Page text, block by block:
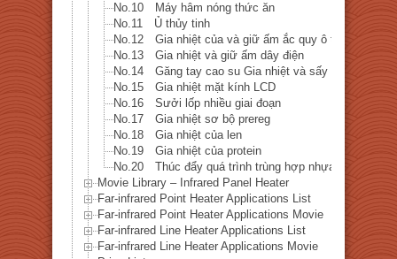
No.10 Máy hâm nóng thức ăn
No.11 Ủ thủy tinh
No.12 Gia nhiệt của và giữ ấm ắc quy ô tô
No.13 Gia nhiệt và giữ ấm dây điện
No.14 Găng tay cao su Gia nhiệt và sấy khô
No.15 Gia nhiệt mặt kính LCD
No.16 Sưởi lốp nhiều giai đoạn
No.17 Gia nhiệt sơ bộ prereg
No.18 Gia nhiệt của len
No.19 Gia nhiệt của protein
No.20 Thúc đẩy quá trình trùng hợp nhựa
Movie Library – Infrared Panel Heater
Far-infrared Point Heater Applications List
Far-infrared Point Heater Applications Movie
Far-infrared Line Heater Applications List
Far-infrared Line Heater Applications Movie